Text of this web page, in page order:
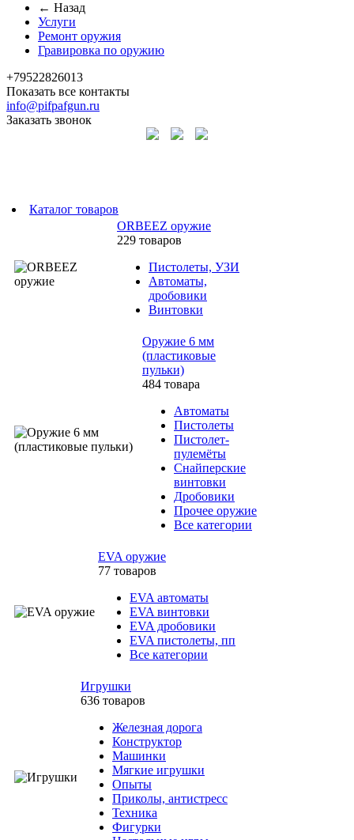
← Назад
Услуги
Ремонт оружия
Гравировка по оружию
+79522826013
Показать все контакты
info@pifpafgun.ru
Заказать звонок
Каталог товаров
ORBEEZ оружие
229 товаров
Пистолеты, УЗИ
Автоматы,
дробовики
Винтовки
Оружие 6 мм
(пластиковые
пульки)
484 товара
Автоматы
Пистолеты
Пистолет-
пулемёты
Снайперские
винтовки
Дробовики
Прочее оружие
Все категории
EVA оружие
77 товаров
EVA автоматы
EVA винтовки
EVA дробовики
EVA пистолеты, пп
Все категории
Игрушки
636 товаров
Железная дорога
Конструктор
Машинки
Мягкие игрушки
Опыты
Приколы, антистресс
Техника
Фигурки